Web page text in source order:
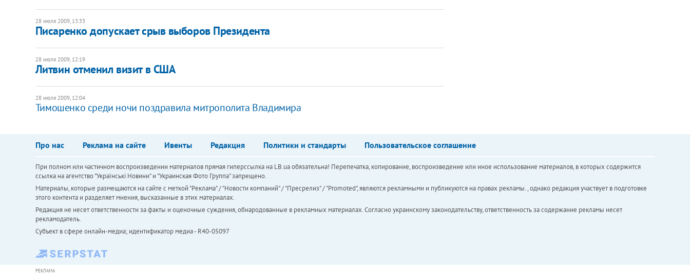
28 июля 2009, 13:33
Писаренко допускает срыв выборов Президента
28 июля 2009, 12:19
Литвин отменил визит в США
28 июля 2009, 12:04
Тимошенко среди ночи поздравила митрополита Владимира
Про нас Реклама на сайте Ивенты Редакция Политики и стандарты Пользовательское соглашение
При полном или частичном воспроизведении материалов прямая гиперссылка на LB.ua обязательна! Перепечатка, копирование, воспроизведение или иное использование материалов, в которых содержится
ссылка на агентство "Українськi Новини" и "Украинская Фото Группа" запрещено.
Материалы, которые размещаются на сайте с меткой "Реклама" / "Новости компаний" / "Пресрелиз" / "Promoted", являются рекламными и публикуются на правах рекламы. , однако редакция участвует в подготовке
этого контента и разделяет мнения, высказанные в этих материалах.
Редакция не несет ответственности за факты и оценочные суждения, обнародованные в рекламных материалах. Согласно украинскому законодательству, ответственность за содержание рекламы несет
рекламодатель.
Субъект в сфере онлайн-медиа; идентификатор медиа - R40-05097
РЕКЛАМА